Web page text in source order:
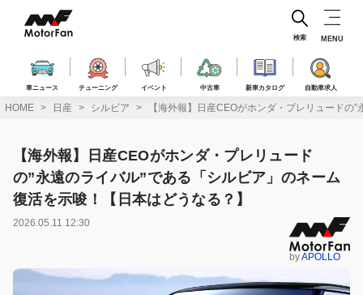
ス
車ニュース チューニング イベント 中古車 新車カタログ 自動車求人
検索 MENU
HOME 日産 シルビア 【海外報】日産CEOがホンダ・プレリュードの
【海外報】日産CEOがホンダ・プレリュード
の”永遠のライバル”である「シルビア」のネーム
復活を示唆！【日本はどうなる？】
2026.05.11 12:30
byAPOLLO